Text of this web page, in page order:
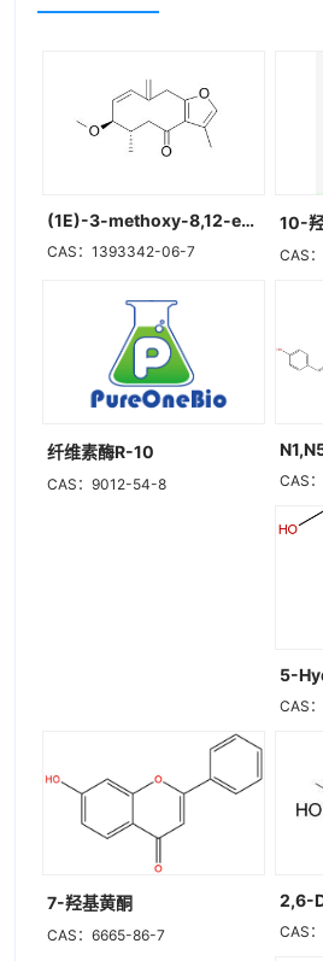
(1E)-3-methoxy-8,12-epoxygermacra-1,7,10,11-tetraen-6-one
CAS：1393342-06-7
10-
CAS
纤维素酶R-10
CAS：9012-54-8 CAS
CAS
7-羟基黄酮
CAS：6665-86-7 CAS